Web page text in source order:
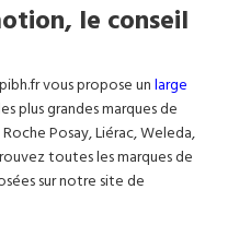
le conseil
vous propose unlarge
plus grandes marques de
Posay, Liérac, Weleda,
toutes les marques de
sur notre site de